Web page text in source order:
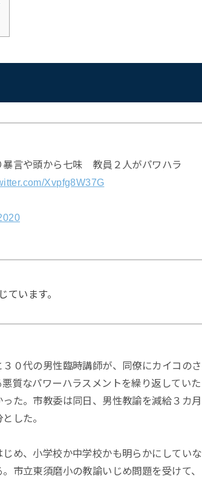
言や頭から七味 教員２人がパワハラ
Xvpfg8W37G
ています。
０代の男性臨時講師が、同僚にカイコのさ
質なパワーハラスメントを繰り返していた
た。市教委は同日、男性教諭を減給３カ月
した。
め、小学校か中学校かも明らかにしていな
市立東須磨小の教諭いじめ問題を受けて、